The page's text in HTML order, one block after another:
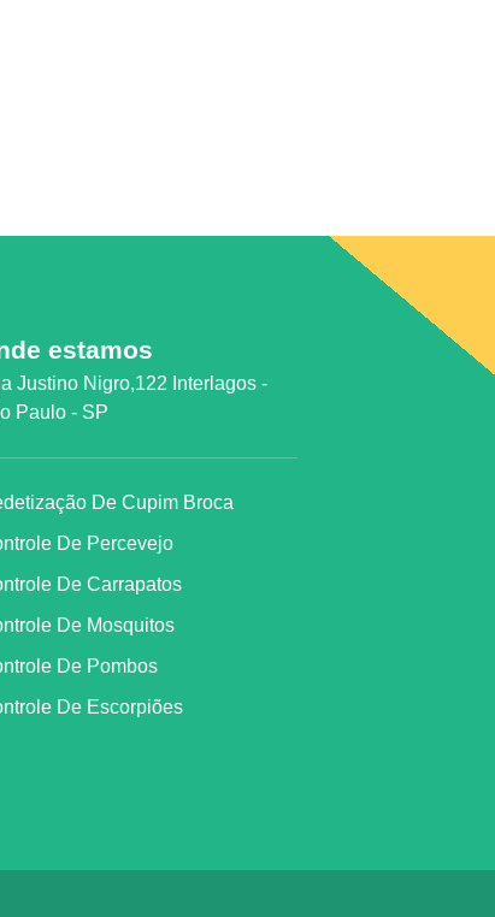
estamos
Justino Nigro,122 Interlagos -
Paulo - SP
De Cupim Broca
De Percevejo
De Carrapatos
De Mosquitos
De Pombos
De Escorpiões